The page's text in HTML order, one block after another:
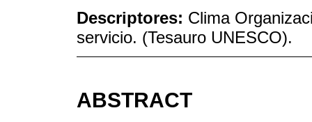
Descriptores: Clima
servicio. (Tesauro UNESCO).
ABSTRACT